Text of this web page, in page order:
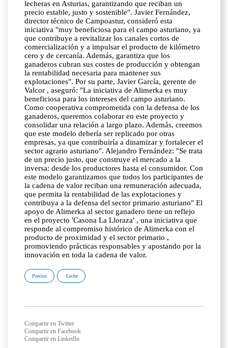
lecheras en Asturias, garantizando que reciban un
precio estable, justo y sostenible". Javier Fernández,
director técnico de Campoastur, consideró esta
iniciativa "muy beneficiosa para el campo asturiano, ya
que contribuye a revitalizar los canales cortos de
comercialización y a impulsar el producto de kilómetro
cero y de cercanía. Además, garantiza que los
ganaderos cubran sus costes de producción y obtengan
la rentabilidad necesaria para mantener sus
explotaciones". Por su parte, Javier García, gerente de
Valcor , aseguró: "La iniciativa de Alimerka es muy
beneficiosa para los intereses del campo asturiano.
Como cooperativa comprometida con la defensa de los
ganaderos, queremos colaborar en este proyecto y
consolidar una relación a largo plazo. Además, creemos
que este modelo debería ser replicado por otras
empresas, ya que contribuiría a dinamizar y fortalecer el
sector agrario asturiano". Alejandro Fernández: "Se trata
de un precio justo, que construye el mercado a la
inversa: desde los productores hasta el consumidor. Con
este modelo garantizamos que todos los participantes de
la cadena de valor reciban una remuneración adecuada,
que permita la rentabilidad de las explotaciones y
contribuya a la defensa del sector primario asturiano" El
apoyo de Alimerka al sector ganadero tiene un reflejo
en el proyecto 'Casona La Lloraza' , una iniciativa que
responde al compromiso histórico de Alimerka con el
producto de proximidad y el sector primario ,
promoviendo prácticas responsables y apostando por la
innovación en toda la cadena de valor.
Precios Leche
Compartir en Twitter
Compartir en Facebook
Compartir en LinkedIn